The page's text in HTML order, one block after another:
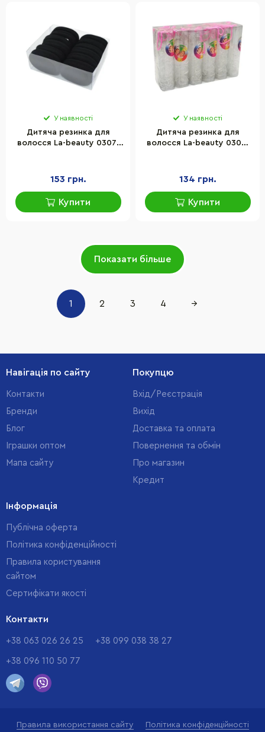
У наявності
Дитяча резинка для
волосся La-beauty 0307-
153 грн.
Купити
У наявності
Дитяча резинка для
волосся La-beauty 0308-
134 грн.
Купити
Показати більше
1 2 3 4 →
Навігація по сайту
Контакти
Бренди
Блог
Іграшки оптом
Мапа сайту
Покупцю
Вхід/Реєстрація
Вихід
Доставка та оплата
Повернення та обмін
Про магазин
Кредит
Інформація
Публічна оферта
Політика конфіденційності
Правила користування
сайтом
Cертифікати якості
Контакти
+38 063 026 26 25 +38 099 038 38 27
+38 096 110 50 77
Правила використання сайту Політика конфіденційності